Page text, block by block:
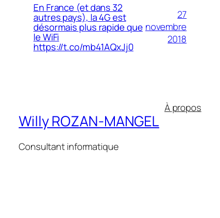
En France (et dans 32
autres pays), la 4G est
désormais plus rapide que
le WiFi
https://t.co/mb41AQxJj0
27
novembre
2018
Willy ROZAN-MANGEL
Consultant informatique
À propos